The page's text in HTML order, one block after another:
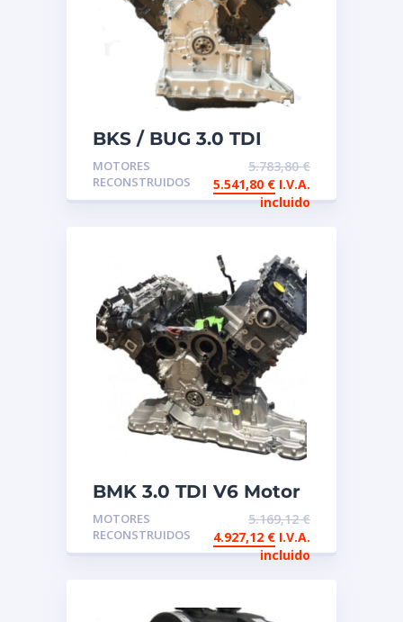
BKS / BUG 3.0 TDI
Motor de intercambio
reconstruido
MOTORES
RECONSTRUIDOS
5.783,80€
5.541,80 € I.V.A.
incluido
BMK 3.0 TDI V6 Motor
de intercambio
reconstruido
MOTORES
RECONSTRUIDOS
5.169,12€
4.927,12 € I.V.A.
incluido